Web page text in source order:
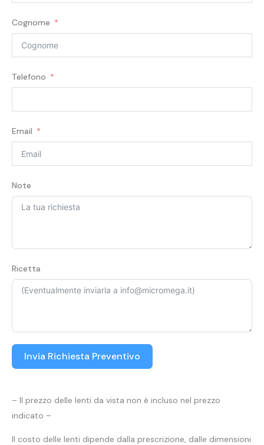
Cognome
Telefono
Email
Note
Ricetta
Invia Richiesta Preventivo
– Il prezzo delle lenti da vista non è incluso nel prezzo
indicato –
Il costo delle lenti dipende dalla prescrizione, dalle dimensioni